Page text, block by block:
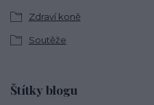
Zdraví koně
Soutěže
Štítky blogu